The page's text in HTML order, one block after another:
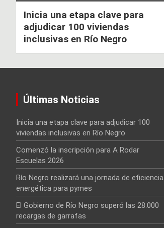
Inicia una etapa clave para
adjudicar 100 viviendas
inclusivas en Río Negro
Últimas Noticias
Inicia una etapa clave para adjudicar 100
viviendas inclusivas en Río Negro
Comenzó la inscripción para A Rodar
Escuelas 2026
Río Negro realizará una jornada de eficiencia
energética para pymes
El Gobierno de Río Negro superó las 28.000
recargas de garrafas